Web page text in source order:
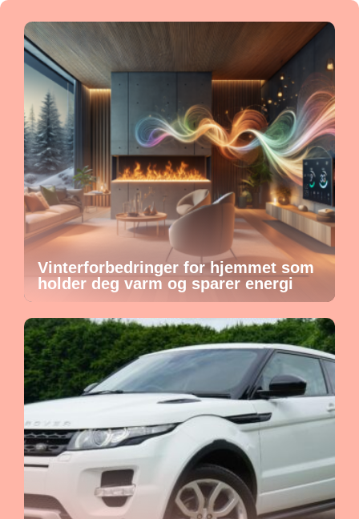
Vinterforbedringer for hjemmet som
holder deg varm og sparer energi